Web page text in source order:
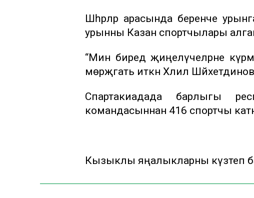
Шәһәрләр арасында беренче
урынны Казан спортчылары
“Мин биредә җиңелүчеләрне
мөрәҗәгать иткән Хәлил
Спартакиадада барлыгы
командасыннан 416 спортчы
Кызыклы яңалыкларны күзәтеп